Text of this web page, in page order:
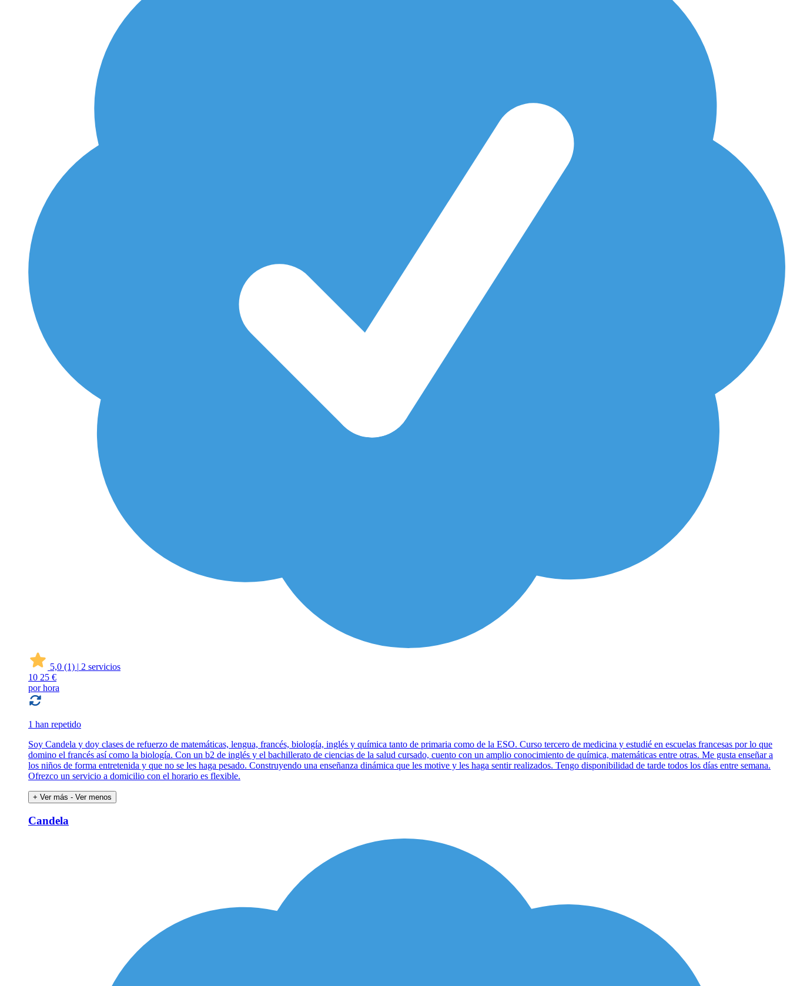
5,0 (1) | 2 servicios
10 25 €
por hora
1 han repetido
Soy Candela y doy clases de refuerzo de matemáticas, lengua, francés, biología, inglés y química tanto de primaria como de la ESO. Curso tercero de medicina y estudié en escuelas francesas por lo que
domino el francés así como la biología. Con un b2 de inglés y el bachillerato de ciencias de la salud cursado, cuento con un amplio conocimiento de química, matemáticas entre otras. Me gusta enseñar a
los niños de forma entretenida y que no se les haga pesado. Construyendo una enseñanza dinámica que les motive y les haga sentir realizados. Tengo disponibilidad de tarde todos los días entre semana.
Ofrezco un servicio a domicilio con el horario es flexible.
+ Ver más - Ver menos
Candela